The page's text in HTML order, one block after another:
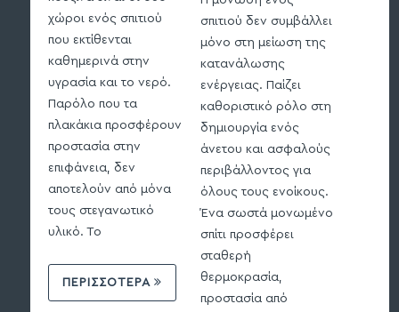
χώροι ενός σπιτιού
που εκτίθενται
καθημερινά στην
υγρασία και το νερό.
Παρόλο που τα
πλακάκια προσφέρουν
προστασία στην
επιφάνεια, δεν
αποτελούν από μόνα
τους στεγανωτικό
υλικό. Το
ΠΕΡΙΣΣΟΤΕΡΑ
σπιτιού δεν συμβάλλει
μόνο στη μείωση της
κατανάλωσης
ενέργειας. Παίζει
καθοριστικό ρόλο στη
δημιουργία ενός
άνετου και ασφαλούς
περιβάλλοντος για
όλους τους ενοίκους.
Ένα σωστά μονωμένο
σπίτι προσφέρει
σταθερή
θερμοκρασία,
προστασία από